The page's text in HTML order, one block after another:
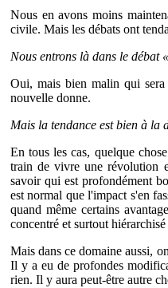
Nous en avons moins
civile. Mais les débats ont
Nous entrons là dans le
Oui, mais bien malin qui sera
nouvelle donne.
Mais la tendance est bien à la
En tous les cas, quelque
train de vivre une révolution
savoir qui est profondément
est normal que l'impact s'en
quand même certains
concentré et surtout
Mais dans ce domaine aussi,
Il y a eu de profondes
rien. Il y aura peut-être autre